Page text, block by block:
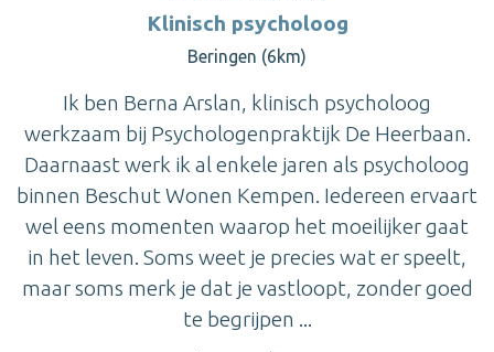
Klinisch psycholoog
Beringen (6km)
Ik ben Berna Arslan, klinisch psycholoog
werkzaam bij Psychologenpraktijk De Heerbaan.
Daarnaast werk ik al enkele jaren als psycholoog
binnen Beschut Wonen Kempen. Iedereen ervaart
wel eens momenten waarop het moeilijker gaat
in het leven. Soms weet je precies wat er speelt,
maar soms merk je dat je vastloopt, zonder goed
te begrijpen ...